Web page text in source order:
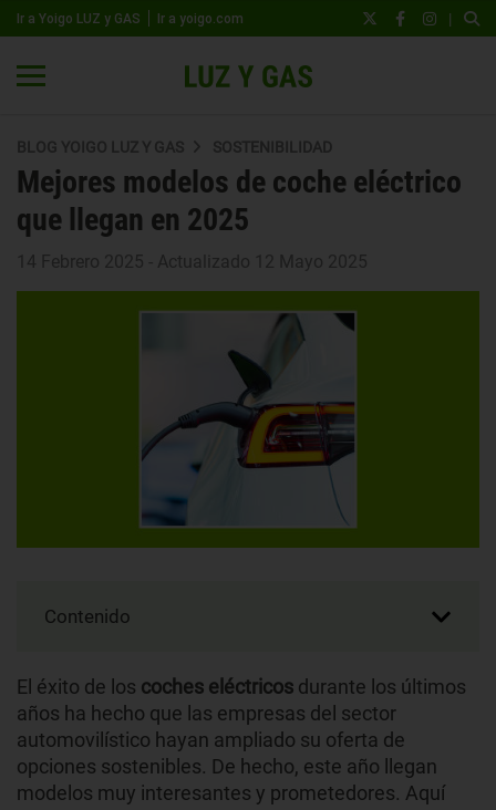
Ir a Yoigo LUZ y GAS Ir a yoigo.com |
BLOG YOIGO LUZ Y GAS SOSTENIBILIDAD
Mejores modelos de coche eléctrico
que llegan en 2025
14 Febrero 2025 - Actualizado 12 Mayo 2025
Contenido
El éxito de los coches eléctricos durante los últimos
años ha hecho que las empresas del sector
automovilístico hayan ampliado su oferta de
opciones sostenibles. De hecho, este año llegan
modelos muy interesantes y prometedores. Aquí